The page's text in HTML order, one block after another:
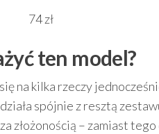
74 zł
ten model?
na kilka rzeczy
spójnie z resztą
złożonością – zamiast